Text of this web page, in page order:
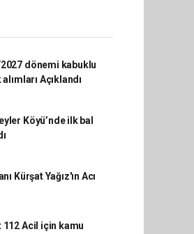
dönemi kabuklu
alımları Açıklandı
Köyü’nde ilk bal
Kürşat Yağız'ın Acı
112 Acil için kamu